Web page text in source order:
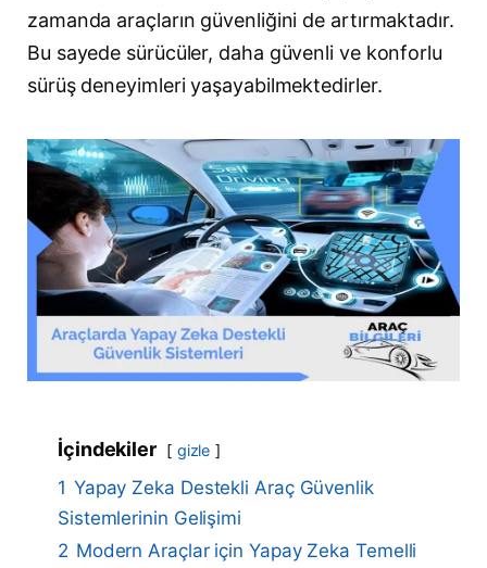
zamanda araçların güvenliğini de artırmaktadır.
Bu sayede sürücüler, daha güvenli ve konforlu
sürüş deneyimleri yaşayabilmektedirler.
İçindekiler gizle
1 Yapay Zeka Destekli Araç Güvenlik
Sistemlerinin Gelişimi
2 Modern Araçlar için Yapay Zeka Temelli